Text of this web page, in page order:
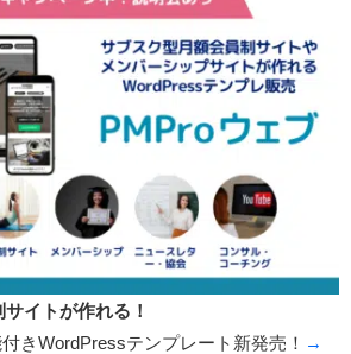
イトが作れる！
きWordPressテンプレート新発売！ →